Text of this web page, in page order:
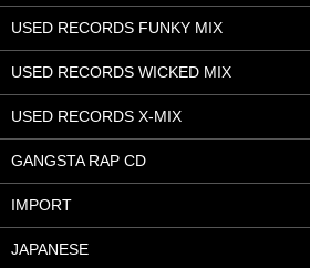
USED RECORDS FUNKY MIX
USED RECORDS WICKED MIX
USED RECORDS X-MIX
GANGSTA RAP CD
IMPORT
JAPANESE